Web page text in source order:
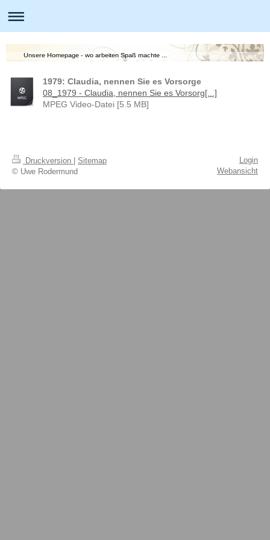
Unsere Homepage - wo arbeiten Spaß machte ...
1979: Claudia, nennen Sie es Vorsorge
08_1979 - Claudia, nennen Sie es Vorsorg[...]
MPEG Video-Datei [5.5 MB]
Druckversion
Sitemap
© Uwe Rodermund
Login
Webansicht